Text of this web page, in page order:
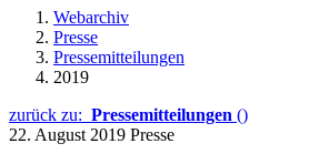
Webarchiv
Presse
Pressemitteilungen
2019
zurück zu: Pressemitteilungen ()
22. August 2019 Presse